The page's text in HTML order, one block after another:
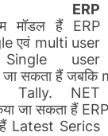
मॉडल हैंERP
एवं multi user
user
जा सकता हैं जबकि
Tally. NET
जा सकता हैं
हैंLatest Serics